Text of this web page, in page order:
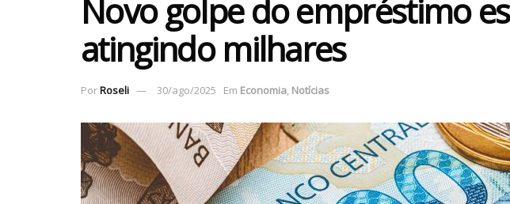
Novo golpe do empréstimo
atingindo milhares
PorRoseli 30/ago/2025 Em Economia, Notícias